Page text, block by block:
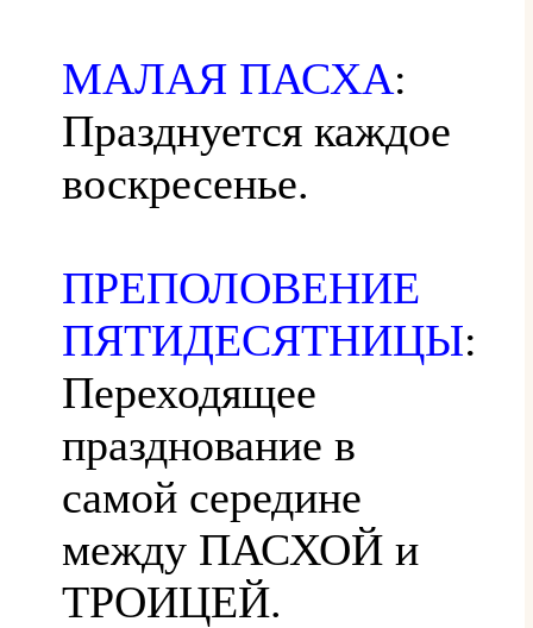
МАЛАЯ ПАСХА:
Празднуется каждое
воскресенье.
ПРЕПОЛОВЕНИЕ
ПЯТИДЕСЯТНИЦЫ:
Переходящее
празднование в
самой середине
между ПАСХОЙ и
ТРОИЦЕЙ.